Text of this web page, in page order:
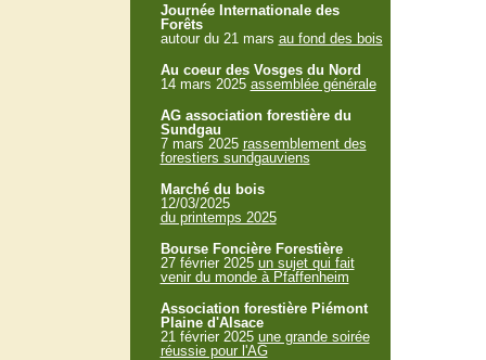
Journée Internationale des
Forêts
autour du 21 mars au fond des bois
Au coeur des Vosges du Nord
14 mars 2025 assemblée générale
AG association forestière du
Sundgau
7 mars 2025 rassemblement des
forestiers sundgauviens
Marché du bois
12/03/2025
du printemps 2025
Bourse Foncière Forestière
27 février 2025 un sujet qui fait
venir du monde à Pfaffenheim
Association forestière Piémont
Plaine d'Alsace
21 février 2025 une grande soirée
réussie pour l'AG